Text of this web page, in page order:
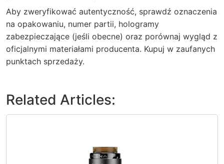
Aby zweryfikować autentyczność, sprawdź oznaczenia
na opakowaniu, numer partii, hologramy
zabezpieczające (jeśli obecne) oraz porównaj wygląd z
oficjalnymi materiałami producenta. Kupuj w zaufanych
punktach sprzedaży.
Related Articles: